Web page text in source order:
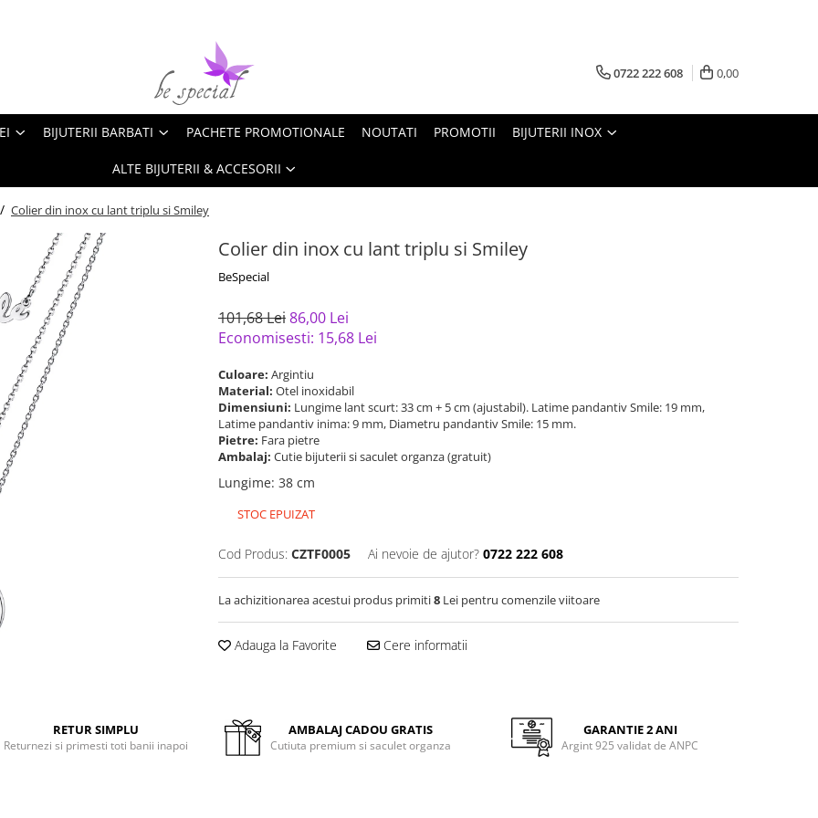
0722 222 608 0,00
BIJUTERII BARBATI PACHETE PROMOTIONALE NOUTATI PROMOTII BIJUTERII INOX
ALTE BIJUTERII & ACCESORII
Colier din inox cu lant triplu si Smiley
Colier din inox cu lant triplu si Smiley
BeSpecial
101,68 Lei86,00 Lei
Economisesti: 15,68 Lei
Culoare: Argintiu
Material: Otel inoxidabil
Dimensiuni: Lungime lant scurt: 33 cm + 5 cm (ajustabil). Latime pandantiv Smile: 19 mm,
Latime pandantiv inima: 9 mm, Diametru pandantiv Smile: 15 mm.
Pietre: Fara pietre
Ambalaj: Cutie bijuterii si saculet organza (gratuit)
Lungime: 38 cm
STOC EPUIZAT
Cod Produs: CZTF0005 Ai nevoie de ajutor? 0722 222 608
La achizitionarea acestui produs primiti8 Lei pentru comenzile viitoare
Adauga la Favorite Cere informatii
RETUR SIMPLU
Returnezi si primesti toti banii inapoi
AMBALAJ CADOU GRATIS
Cutiuta premium si saculet organza
GARANTIE 2 ANI
Argint 925 validat de ANPC